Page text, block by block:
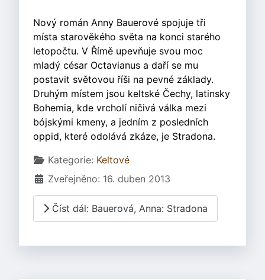
Nový román Anny Bauerové spojuje tři
místa starověkého světa na konci starého
letopočtu. V Římě upevňuje svou moc
mladý césar Octavianus a daří se mu
postavit světovou říši na pevné základy.
Druhým místem jsou keltské Čechy, latinsky
Bohemia, kde vrcholí ničivá válka mezi
bójskými kmeny, a jedním z posledních
oppid, které odolává zkáze, je Stradona.
Základní údaje
Kategorie: Keltové
Zveřejněno: 16. duben 2013
Číst dál: Bauerová, Anna: Stradona